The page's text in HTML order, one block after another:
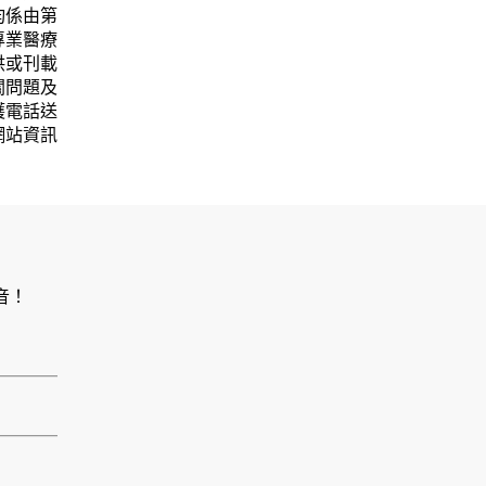
由第
醫療
刊載
題及
話送
資訊